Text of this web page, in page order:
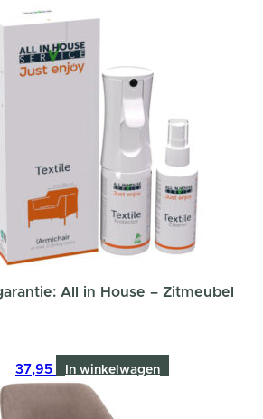
All in House – Zitmeubel
37,95 In winkelwagen